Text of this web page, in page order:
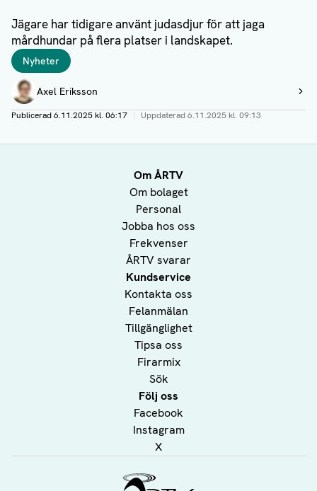
Jägare har tidigare använt judasdjur för att jaga
mårdhundar på flera platser i landskapet.
Taggar
Nyheter
Författare
Axel Eriksson
Visa profil
Publicerad6.11.2025 kl. 06:17 | Uppdaterad6.11.2025 kl. 09:13
Om ÅRTV
Om bolaget
Personal
Jobba hos oss
Frekvenser
ÅRTV svarar
Kundservice
Kontakta oss
Felanmälan
Tillgänglighet
Tipsa oss
Firarmix
Sök
Följ oss
Facebook
Instagram
X